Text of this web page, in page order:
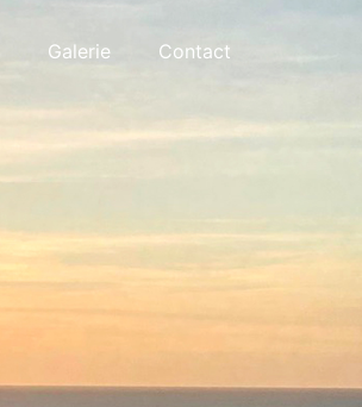
Galerie Contact